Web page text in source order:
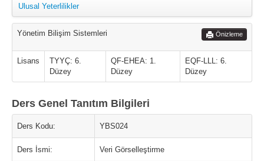
Ulusal Yeterlilikler
Yönetim Bilişim Sistemleri Önizleme
Lisans
TYYÇ: 6.
Düzey
QF-EHEA: 1.
Düzey
EQF-LLL: 6.
Düzey
Ders Genel Tanıtım Bilgileri
Ders Kodu: YBS024
Ders İsmi: Veri Görselleştirme